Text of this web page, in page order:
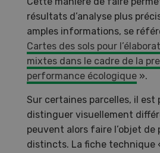
résultats d’analyse plus
amples informations, se
Cartes des sols pour
mixtes dans le cadre de la
performance écologique ».
Sur certaines parcelles, il est
distinguer visuellement
peuvent alors faire l’objet de
distincts. La fiche technique